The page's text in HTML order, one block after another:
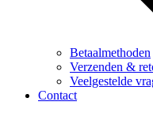
Betaalmethoden
Verzenden &
Veelgestelde
Contact